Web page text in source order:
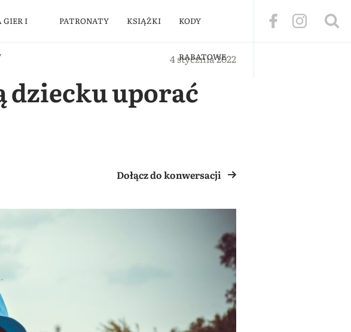
GIER I PATRONATY KSIĄŻKI KODY
RABATOWE
4 stycznia 2022
dziecku uporać
Dołącz do konwersacji